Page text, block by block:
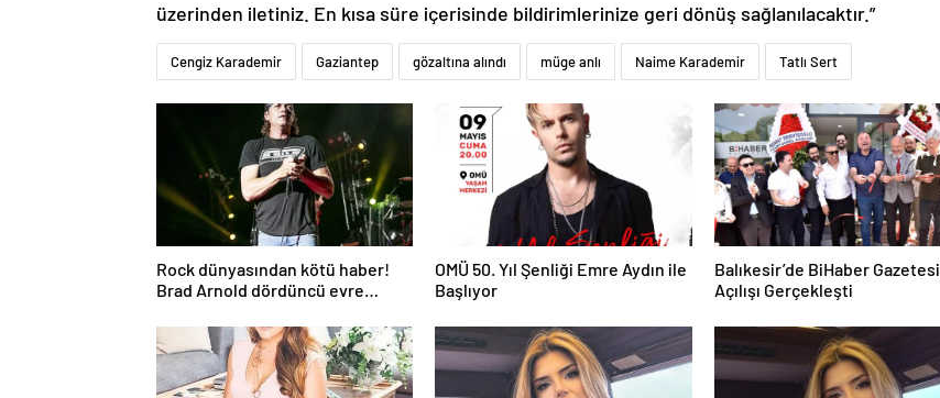
üzerinden iletiniz. En kısa süre içerisinde bildirimlerinize geri dönüş sağlanılacaktır.”
Cengiz Karademir Gaziantep gözaltına alındı müge anlı Naime Karademir Tatlı Sert
Rock dünyasından kötü haber!
Brad Arnold dördüncü evre
OMÜ 50. Yıl Şenliği Emre Aydın ile
Başlıyor
Balıkesir’de BiHaber Gazetesi
Açılışı Gerçekleşti